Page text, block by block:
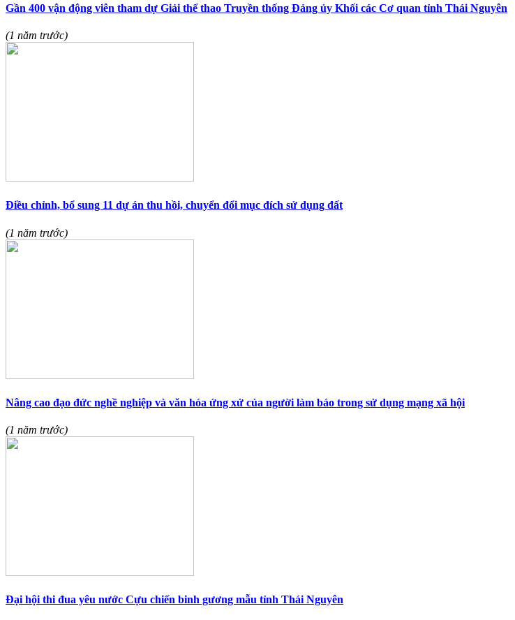
Gần 400 vận động viên tham dự Giải thể thao Truyền thống Đảng ủy Khối các Cơ quan tỉnh Thái Nguyên
(1 năm trước)
Điều chỉnh, bổ sung 11 dự án thu hồi, chuyển đổi mục đích sử dụng đất
(1 năm trước)
Nâng cao đạo đức nghề nghiệp và văn hóa ứng xử của người làm báo trong sử dụng mạng xã hội
(1 năm trước)
Đại hội thi đua yêu nước Cựu chiến binh gương mẫu tỉnh Thái Nguyên